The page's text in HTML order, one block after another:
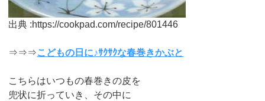
出典 :https://cookpad.com/recipe/801446
⇒⇒⇒こどもの日に♪ｻｸｻｸな春巻きかぶと
こちらはいつもの春巻きの皮を
兜状に折っていき、その中に